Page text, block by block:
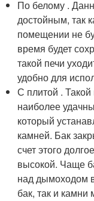
По белому .
достойным, так
помещении не
время будет
такой печи
удобно для
С плитой .
наиболее
который
камней. Бак
счет этого
высокой. Чаще
над дымоходом
бак, так и камни